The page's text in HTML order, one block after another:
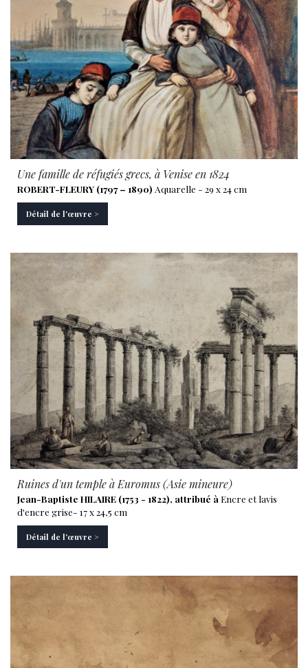
Une famille de réfugiés grecs, à Venise en 1824
ROBERT-FLEURY (1797 – 1890) Aquarelle - 29 x 24 cm
Détail de l'œuvre >
Ruines d'un temple à Euromus (Asie mineure)
Jean-Baptiste HILAIRE (1753 - 1822), attribué à Encre et lavis
d'encre grise- 17 x 24,5 cm
Détail de l'œuvre >